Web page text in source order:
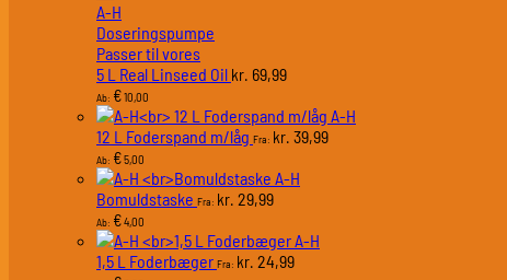
A-H
Doseringspumpe
Passer til vores
5 L Real Linseed Oil kr. 69,99
Ab: €10,00
A-H
12 L Foderspand m/låg Fra: kr. 39,99
Ab: €5,00
A-H
Bomuldstaske Fra: kr. 29,99
Ab: €4,00
A-H
1,5 L Foderbæger Fra: kr. 24,99